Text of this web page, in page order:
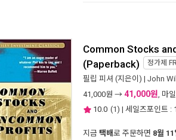
Common Stocks
(Paperback) 정가제
필립 피셔 (지은이) | John
41,000원 → 41,000원, 마
10.0 (1) | 세일즈포인트 :
지금 택배로 주문하면 8월 11